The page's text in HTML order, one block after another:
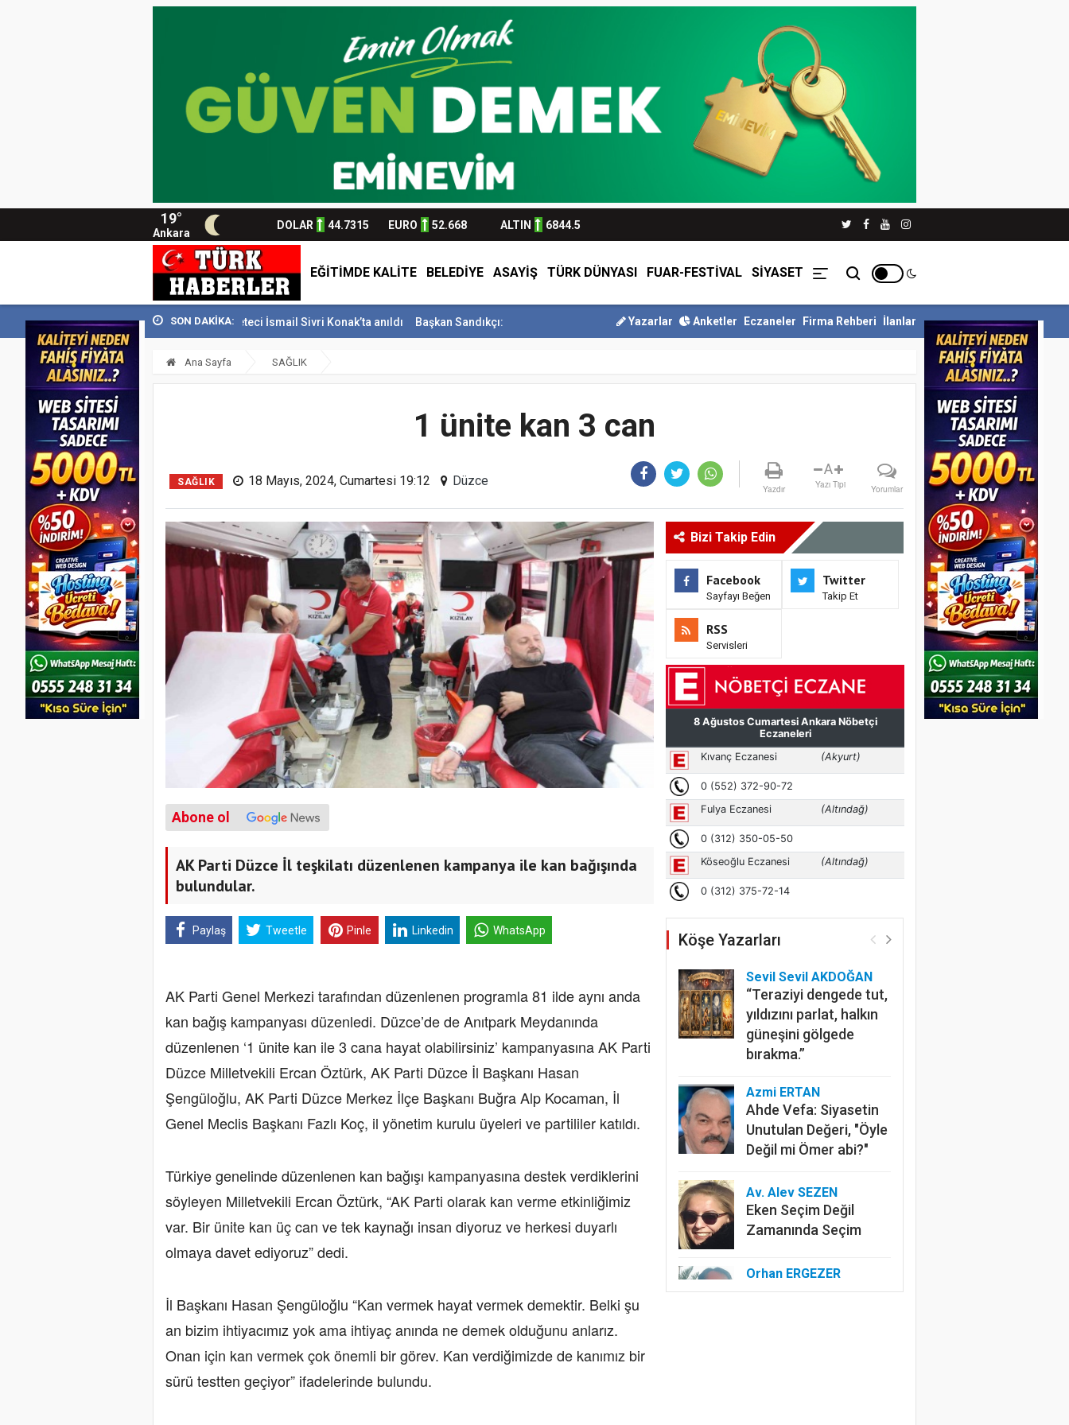
19°
Ankara
DOLAR 44.7315 EURO 52.668 ALTIN 6844.5
EĞİTİMDE KALİTE BELEDİYE ASAYİŞ TÜRK DÜNYASI FUAR-FESTİVAL SİYASET
SON DAKİKA:
129 bin kişiyi... Usta Gazeteci İsmail Sivri Konak’ta anıldı Başkan Sandıkçı: ”Hemşehrilerimizle olan güçl... Başkan Altay Umre Ödüllü Siyer Yarışmasını Ka... İnegöl Belediyesi Çevre Zabıtasından
Yazarlar Anketler Eczaneler Firma Rehberi İlanlar
Ana Sayfa SAĞLIK
1 ünite kan 3 can
SAĞLIK 18 Mayıs, 2024, Cumartesi 19:12 Düzce
Yazdır
A
Yazı Tipi Yorumlar
Abone ol
AK Parti Düzce İl teşkilatı düzenlenen kampanya ile kan bağışında
bulundular.
Paylaş Tweetle Pinle Linkedin WhatsApp
AK Parti Genel Merkezi tarafından düzenlenen programla 81 ilde aynı anda
kan bağış kampanyası düzenledi. Düzce’de de Anıtpark Meydanında
düzenlenen ‘1 ünite kan ile 3 cana hayat olabilirsiniz’ kampanyasına AK Parti
Düzce Milletvekili Ercan Öztürk, AK Parti Düzce İl Başkanı Hasan
Şengüloğlu, AK Parti Düzce Merkez İlçe Başkanı Buğra Alp Kocaman, İl
Genel Meclis Başkanı Fazlı Koç, il yönetim kurulu üyeleri ve partililer katıldı.
Türkiye genelinde düzenlenen kan bağışı kampanyasına destek verdiklerini
söyleyen Milletvekili Ercan Öztürk, “AK Parti olarak kan verme etkinliğimiz
var. Bir ünite kan üç can ve tek kaynağı insan diyoruz ve herkesi duyarlı
olmaya davet ediyoruz” dedi.
İl Başkanı Hasan Şengüloğlu “Kan vermek hayat vermek demektir. Belki şu
an bizim ihtiyacımız yok ama ihtiyaç anında ne demek olduğunu anlarız.
Onan için kan vermek çok önemli bir görev. Kan verdiğimizde de kanımız bir
sürü testten geçiyor” ifadelerinde bulundu.
Bizi Takip Edin
Facebook
Sayfayı Beğen
Twitter
Takip Et
RSS
Servisleri
Köşe Yazarları
Sevil Sevil AKDOĞAN
“Teraziyi dengede tut,
yıldızını parlat, halkın
güneşini gölgede
bırakma.”
Azmi ERTAN
Ahde Vefa: Siyasetin
Unutulan Değeri, "Öyle
Değil mi Ömer abi?"
Av. Alev SEZEN
Eken Seçim Değil
Zamanında Seçim
Orhan ERGEZER
Kelimelerle Başlayan